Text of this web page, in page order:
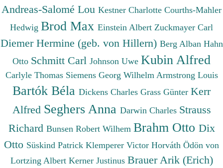
Andreas-Salomé Lou Kestner Charlotte Courths-Mahler
Hedwig Brod Max Einstein Albert Zuckmayer Carl
Diemer Hermine (geb. von Hillern) Berg Alban Hahn
Otto Schmitt Carl Johnson Uwe Kubin Alfred
Carlyle Thomas Siemens Georg Wilhelm Armstrong Louis
Bartók Béla Dickens Charles Grass Günter Kerr
Alfred Seghers Anna Darwin Charles Strauss
Richard Bunsen Robert Wilhem Brahm Otto Dix
Otto Süskind Patrick Klemperer Victor Horváth Ödön von
Lortzing Albert Kerner Justinus Brauer Arik (Erich)